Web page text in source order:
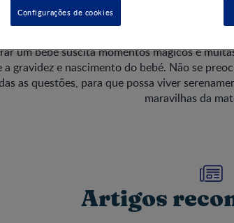
e
um bebé suscita momentos mágicos e
a gravidez e nascimento do bebé. Não se
as questões, para que possa viver
maravilhas da
Artigos
Configurações de cookies